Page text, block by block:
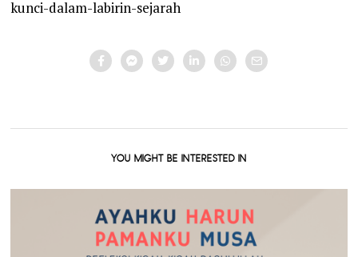
kunci-dalam-labirin-sejarah
YOU MIGHT BE INTERESTED IN